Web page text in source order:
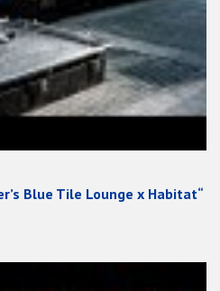
Blue Tile Lounge x Habitat“